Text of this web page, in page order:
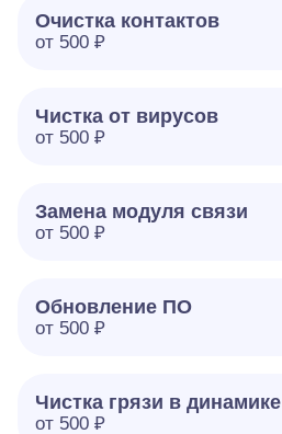
Очистка контактов
от 500 ₽
Чистка от вирусов
от 500 ₽
Замена модуля связи
от 500 ₽
Обновление ПО
от 500 ₽
Чистка грязи в динамике
от 500 ₽